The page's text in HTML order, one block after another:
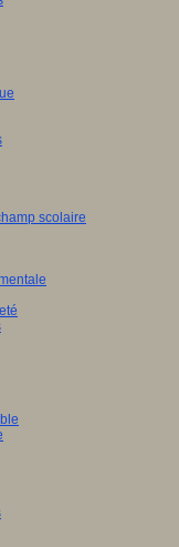
scolaire